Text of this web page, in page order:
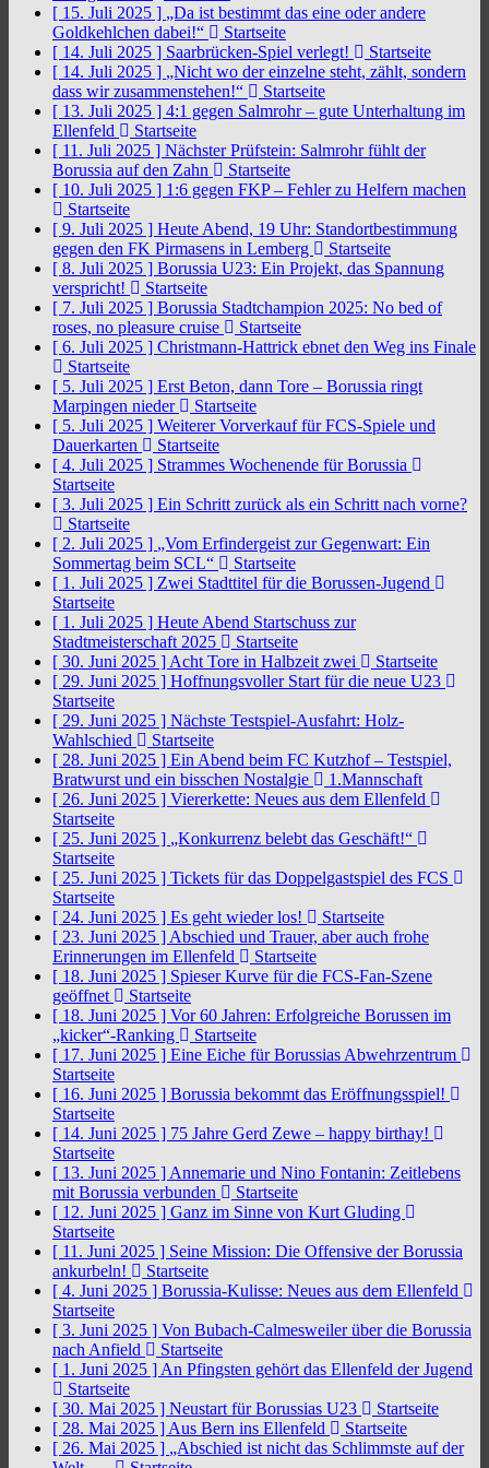
[ 15. Juli 2025 ] „Da ist bestimmt das eine oder andere
Goldkehlchen dabei!“
Startseite
[ 14. Juli 2025 ] Saarbrücken-Spiel verlegt!
Startseite
[ 14. Juli 2025 ] „Nicht wo der einzelne steht, zählt, sondern
dass wir zusammenstehen!“
Startseite
[ 13. Juli 2025 ] 4:1 gegen Salmrohr – gute Unterhaltung im
Ellenfeld
Startseite
[ 11. Juli 2025 ] Nächster Prüfstein: Salmrohr fühlt der
Borussia auf den Zahn
Startseite
[ 10. Juli 2025 ] 1:6 gegen FKP – Fehler zu Helfern machen
Startseite
[ 9. Juli 2025 ] Heute Abend, 19 Uhr: Standortbestimmung
gegen den FK Pirmasens in Lemberg
Startseite
[ 8. Juli 2025 ] Borussia U23: Ein Projekt, das Spannung
verspricht!
Startseite
[ 7. Juli 2025 ] Borussia Stadtchampion 2025: No bed of
roses, no pleasure cruise
Startseite
[ 6. Juli 2025 ] Christmann-Hattrick ebnet den Weg ins Finale
Startseite
[ 5. Juli 2025 ] Erst Beton, dann Tore – Borussia ringt
Marpingen nieder
Startseite
[ 5. Juli 2025 ] Weiterer Vorverkauf für FCS-Spiele und
Dauerkarten
Startseite
[ 4. Juli 2025 ] Strammes Wochenende für Borussia
Startseite
[ 3. Juli 2025 ] Ein Schritt zurück als ein Schritt nach vorne?
Startseite
[ 2. Juli 2025 ] „Vom Erfindergeist zur Gegenwart: Ein
Sommertag beim SCL“
Startseite
[ 1. Juli 2025 ] Zwei Stadttitel für die Borussen-Jugend
Startseite
[ 1. Juli 2025 ] Heute Abend Startschuss zur
Stadtmeisterschaft 2025
Startseite
[ 30. Juni 2025 ] Acht Tore in Halbzeit zwei
Startseite
[ 29. Juni 2025 ] Hoffnungsvoller Start für die neue U23
Startseite
[ 29. Juni 2025 ] Nächste Testspiel-Ausfahrt: Holz-
Wahlschied
Startseite
[ 28. Juni 2025 ] Ein Abend beim FC Kutzhof – Testspiel,
Bratwurst und ein bisschen Nostalgie
1.Mannschaft
[ 26. Juni 2025 ] Viererkette: Neues aus dem Ellenfeld
Startseite
[ 25. Juni 2025 ] „Konkurrenz belebt das Geschäft!“
Startseite
[ 25. Juni 2025 ] Tickets für das Doppelgastspiel des FCS
Startseite
[ 24. Juni 2025 ] Es geht wieder los!
Startseite
[ 23. Juni 2025 ] Abschied und Trauer, aber auch frohe
Erinnerungen im Ellenfeld
Startseite
[ 18. Juni 2025 ] Spieser Kurve für die FCS-Fan-Szene
geöffnet
Startseite
[ 18. Juni 2025 ] Vor 60 Jahren: Erfolgreiche Borussen im
„kicker“-Ranking
Startseite
[ 17. Juni 2025 ] Eine Eiche für Borussias Abwehrzentrum
Startseite
[ 16. Juni 2025 ] Borussia bekommt das Eröffnungsspiel!
Startseite
[ 14. Juni 2025 ] 75 Jahre Gerd Zewe – happy birthay!
Startseite
[ 13. Juni 2025 ] Annemarie und Nino Fontanin: Zeitlebens
mit Borussia verbunden
Startseite
[ 12. Juni 2025 ] Ganz im Sinne von Kurt Gluding
Startseite
[ 11. Juni 2025 ] Seine Mission: Die Offensive der Borussia
ankurbeln!
Startseite
[ 4. Juni 2025 ] Borussia-Kulisse: Neues aus dem Ellenfeld
Startseite
[ 3. Juni 2025 ] Von Bubach-Calmesweiler über die Borussia
nach Anfield
Startseite
[ 1. Juni 2025 ] An Pfingsten gehört das Ellenfeld der Jugend
Startseite
[ 30. Mai 2025 ] Neustart für Borussias U23
Startseite
[ 28. Mai 2025 ] Aus Bern ins Ellenfeld
Startseite
[ 26. Mai 2025 ] „Abschied ist nicht das Schlimmste auf der